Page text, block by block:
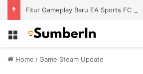
Menu
Home /Game Steam Update